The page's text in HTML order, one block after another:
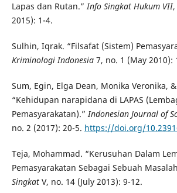
Lapas dan Rutan.”Info Singkat Hukum VII
2015): 1-4.
Sulhin, Iqrak. “Filsafat (Sistem)
Kriminologi Indonesia7, no. 1 (May 2010):
Sum, Egin, Elga Dean, Monika Veronika,
“Kehidupan narapidana di LAPAS
Pemasyarakatan).”Indonesian Journal of
no. 2 (2017): 20-5. https://doi.org/
Teja, Mohammad. “Kerusuhan Dalam
Pemasyarakatan Sebagai Sebuah
SingkatV, no. 14 (July 2013): 9-12.